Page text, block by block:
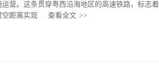
营。这条贯穿粤西沿海地区的高速铁路，标志着
空距离实现
查看全文 >>